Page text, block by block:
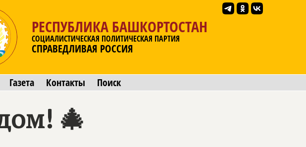
РЕСПУБЛИКА БАШКОРТОСТАН
СОЦИАЛИСТИЧЕСКАЯ ПОЛИТИЧЕСКАЯ ПАРТИЯ
СПРАВЕДЛИВАЯ РОССИЯ
Газета Контакты Поиск
🎄